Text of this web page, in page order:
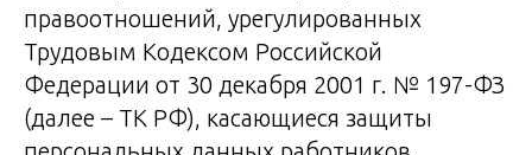
правоотношений, урегулированных
Трудовым Кодексом Российской
Федерации от 30 декабря 2001 г. № 197-ФЗ
(далее – ТК РФ), касающиеся защиты